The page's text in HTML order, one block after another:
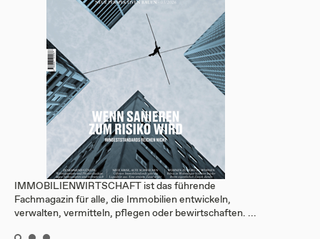
IMMOBILIENWIRTSCHAFT ist das führende
Fachmagazin für alle, die Immobilien entwickeln,
verwalten, vermitteln, pflegen oder bewirtschaften. ...